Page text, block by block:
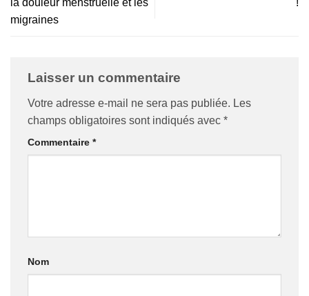
migraines
Laisser un commentaire
Votre adresse e-mail ne sera pas publiée. Les
champs obligatoires sont indiqués avec *
Commentaire *
Nom